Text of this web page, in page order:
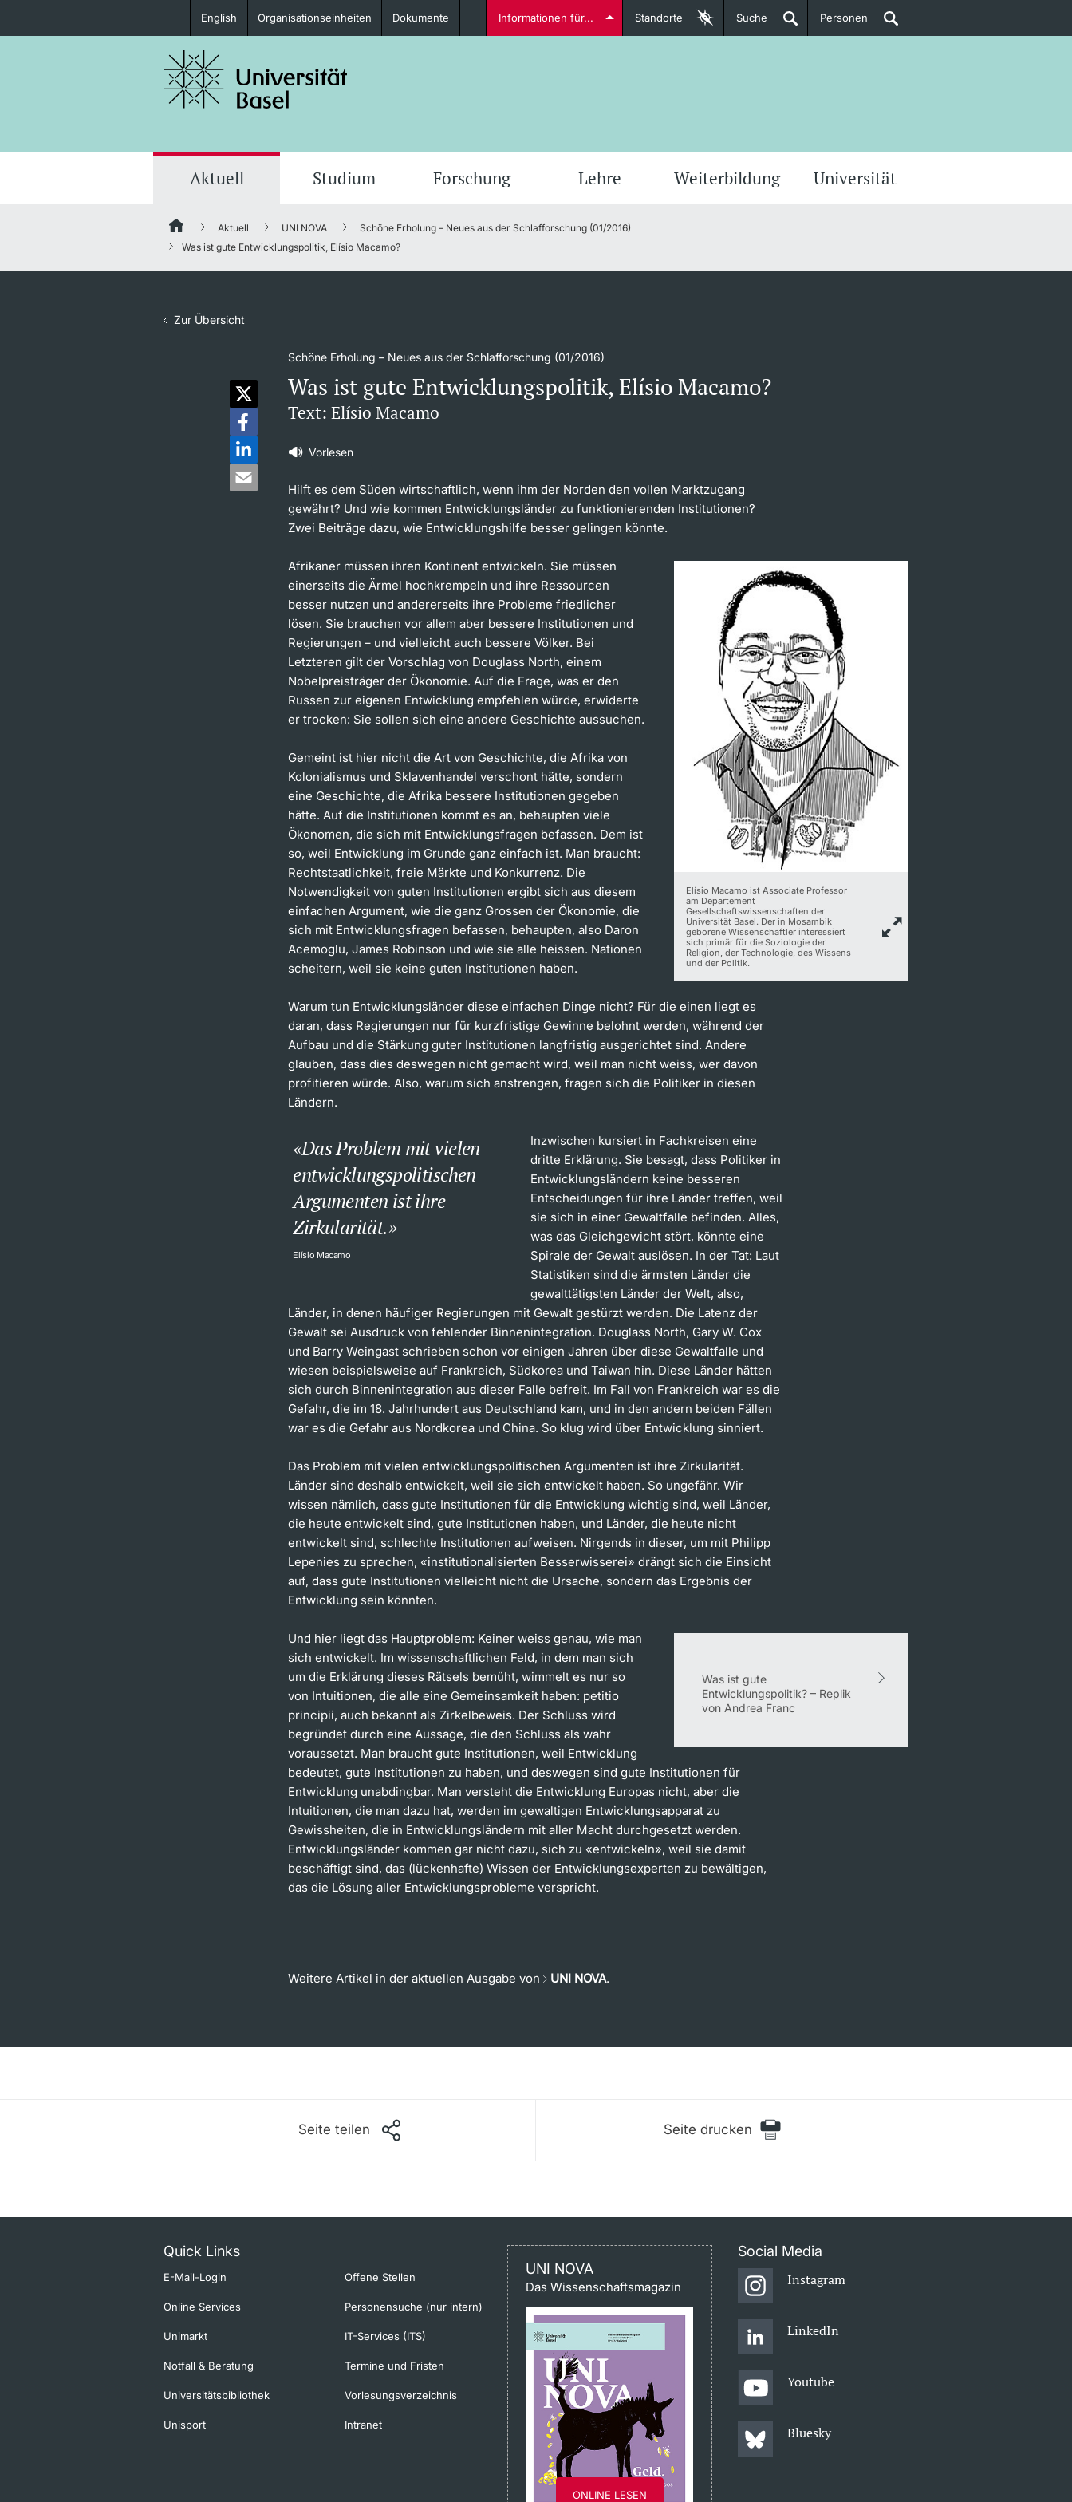
Studieninteressierte
Fördernde & Alumni Dozierende
English Organisationseinheiten Dokumente Informationen für... Standorte Suche Personen
Aktuell Studium Forschung Lehre Weiterbildung Universität
Aktuell UNI NOVA
Schöne Erholung – Neues aus der Schlafforschung (01/2016)
Was ist gute Entwicklungspolitik, Elísio Macamo?
Zur Übersicht
Vorlesen
Schöne Erholung – Neues aus der Schlafforschung (01/2016)
Was ist gute Entwicklungspolitik, Elísio Macamo?
Text: Elísio Macamo
Hilft es dem Süden wirtschaftlich, wenn ihm der Norden den vollen Marktzugang
gewährt? Und wie kommen Entwicklungsländer zu funktionierenden Institutionen?
Zwei Beiträge dazu, wie Entwicklungshilfe besser gelingen könnte.
Elísio Macamo ist Associate Professor
am Departement
Gesellschaftswissenschaften der
Universität Basel. Der in Mosambik
geborene Wissenschaftler interessiert
sich primär für die Soziologie der
Religion, der Technologie, des Wissens
und der Politik.
Afrikaner müssen ihren Kontinent entwickeln. Sie müssen
einerseits die Ärmel hochkrempeln und ihre Ressourcen
besser nutzen und andererseits ihre Probleme friedlicher
lösen. Sie brauchen vor allem aber bessere Institutionen und
Regierungen – und vielleicht auch bessere Völker. Bei
Letzteren gilt der Vorschlag von Douglass North, einem
Nobelpreisträger der Ökonomie. Auf die Frage, was er den
Russen zur eigenen Entwicklung empfehlen würde, erwiderte
er trocken: Sie sollen sich eine andere Geschichte aussuchen.
Gemeint ist hier nicht die Art von Geschichte, die Afrika von
Kolonialismus und Sklavenhandel verschont hätte, sondern
eine Geschichte, die Afrika bessere Institutionen gegeben
hätte. Auf die Institutionen kommt es an, behaupten viele
Ökonomen, die sich mit Entwicklungsfragen befassen. Dem ist
so, weil Entwicklung im Grunde ganz einfach ist. Man braucht:
Rechtstaatlichkeit, freie Märkte und Konkurrenz. Die
Notwendigkeit von guten Institutionen ergibt sich aus diesem
einfachen Argument, wie die ganz Grossen der Ökonomie, die
sich mit Entwicklungsfragen befassen, behaupten, also Daron
Acemoglu, James Robinson und wie sie alle heissen. Nationen
scheitern, weil sie keine guten Institutionen haben.
Warum tun Entwicklungsländer diese einfachen Dinge nicht? Für die einen liegt es
daran, dass Regierungen nur für kurzfristige Gewinne belohnt werden, während der
Aufbau und die Stärkung guter Institutionen langfristig ausgerichtet sind. Andere
glauben, dass dies deswegen nicht gemacht wird, weil man nicht weiss, wer davon
profitieren würde. Also, warum sich anstrengen, fragen sich die Politiker in diesen
Ländern.
Das Problem mit vielen
entwicklungspolitischen
Argumenten ist ihre
Zirkularität.
Elísio Macamo
Inzwischen kursiert in Fachkreisen eine
dritte Erklärung. Sie besagt, dass Politiker in
Entwicklungsländern keine besseren
Entscheidungen für ihre Länder treffen, weil
sie sich in einer Gewaltfalle befinden. Alles,
was das Gleichgewicht stört, könnte eine
Spirale der Gewalt auslösen. In der Tat: Laut
Statistiken sind die ärmsten Länder die
gewalttätigsten Länder der Welt, also,
Länder, in denen häufiger Regierungen mit Gewalt gestürzt werden. Die Latenz der
Gewalt sei Ausdruck von fehlender Binnenintegration. Douglass North, Gary W. Cox
und Barry Weingast schrieben schon vor einigen Jahren über diese Gewaltfalle und
wiesen beispielsweise auf Frankreich, Südkorea und Taiwan hin. Diese Länder hätten
sich durch Binnenintegration aus dieser Falle befreit. Im Fall von Frankreich war es die
Gefahr, die im 18. Jahrhundert aus Deutschland kam, und in den andern beiden Fällen
war es die Gefahr aus Nordkorea und China. So klug wird über Entwicklung sinniert.
Das Problem mit vielen entwicklungspolitischen Argumenten ist ihre Zirkularität.
Länder sind deshalb entwickelt, weil sie sich entwickelt haben. So ungefähr. Wir
wissen nämlich, dass gute Institutionen für die Entwicklung wichtig sind, weil Länder,
die heute entwickelt sind, gute Institutionen haben, und Länder, die heute nicht
entwickelt sind, schlechte Institutionen aufweisen. Nirgends in dieser, um mit Philipp
Lepenies zu sprechen, «institutionalisierten Besserwisserei» drängt sich die Einsicht
auf, dass gute Institutionen vielleicht nicht die Ursache, sondern das Ergebnis der
Entwicklung sein könnten.
Was ist gute
Entwicklungspolitik? – Replik
von Andrea Franc
Und hier liegt das Hauptproblem: Keiner weiss genau, wie man
sich entwickelt. Im wissenschaftlichen Feld, in dem man sich
um die Erklärung dieses Rätsels bemüht, wimmelt es nur so
von Intuitionen, die alle eine Gemeinsamkeit haben: petitio
principii, auch bekannt als Zirkelbeweis. Der Schluss wird
begründet durch eine Aussage, die den Schluss als wahr
voraussetzt. Man braucht gute Institutionen, weil Entwicklung
bedeutet, gute Institutionen zu haben, und deswegen sind gute Institutionen für
Entwicklung unabdingbar. Man versteht die Entwicklung Europas nicht, aber die
Intuitionen, die man dazu hat, werden im gewaltigen Entwicklungsapparat zu
Gewissheiten, die in Entwicklungsländern mit aller Macht durchgesetzt werden.
Entwicklungsländer kommen gar nicht dazu, sich zu «entwickeln», weil sie damit
beschäftigt sind, das (lückenhafte) Wissen der Entwicklungsexperten zu bewältigen,
das die Lösung aller Entwicklungsprobleme verspricht.
Weitere Artikel in der aktuellen Ausgabe von UNI NOVA.
Seite teilen Seite drucken
Quick Links
E-Mail-Login Offene Stellen
Online Services Personensuche (nur intern)
Unimarkt IT-Services (ITS)
Notfall & Beratung Termine und Fristen
Universitätsbibliothek Vorlesungsverzeichnis
Unisport Intranet
UNI NOVA
Das Wissenschaftsmagazin
ONLINE LESEN
Social Media
Instagram
LinkedIn
Youtube
Bluesky